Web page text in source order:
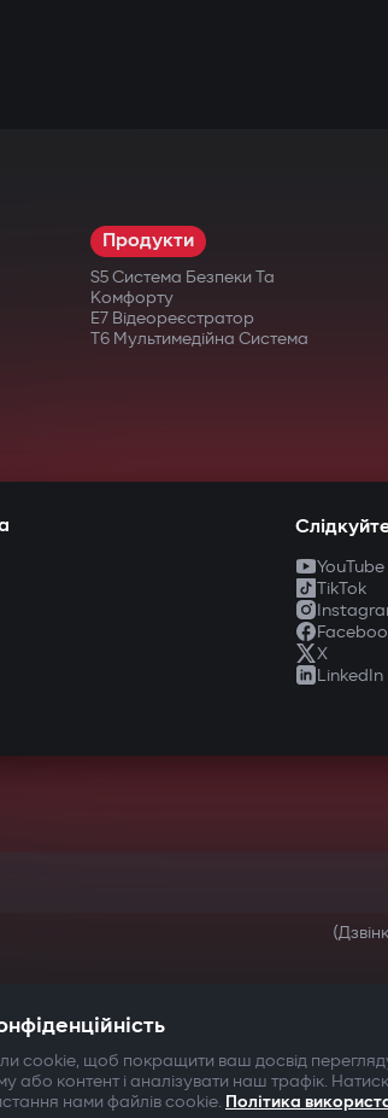
Продукти
S5 Система Безпеки Та
Комфорту
E7 Відеореєстратор
T6 Мультимедійна Система
YouTube
TikTok
X
LinkedIn
All rights reserved
cookie, щоб покращити ваш досвід
або контент і аналізувати наш трафік.
нами файлів cookie. Політика